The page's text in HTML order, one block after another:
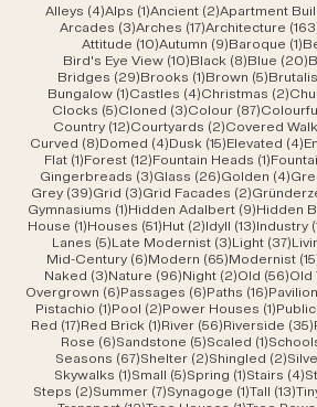
Alleys (4)4 Beiträge
Alps (1)1 Beitrag
Ancient (2)2 Beiträge
Apartment
Arcades (3)3 Beiträge
Arches (17)17 Beiträge
Architecture
Attitude (10)10 Beiträge
Autumn (9)9 Beiträge
Baroque (1)1
Bird's Eye View (10)10 Beiträge
Black (8)8 Beiträge
Blue (20)
Bridges (29)29 Beiträge
Brooks (1)1 Beitrag
Brown (5)5
Bungalow (1)1 Beitrag
Castles (4)4 Beiträge
Christmas (2)2
Clocks (5)5 Beiträge
Cloned (3)3 Beiträge
Colour (87)87
Country (12)12 Beiträge
Courtyards (2)2 Beiträge
Covered
Curved (8)8 Beiträge
Domed (4)4 Beiträge
Dusk (15)15 Beiträge
Elevated (4)4
Flat (1)1 Beitrag
Forest (12)12 Beiträge
Fountain Heads (1)1
Gingerbreads (3)3 Beiträge
Glass (26)26 Beiträge
Golden (4)4
Grey (39)39 Beiträge
Grid (3)3 Beiträge
Grid Facades (2)2
Gymnasiums (1)1 Beitrag
Hidden Adalbert (9)9
Hidden
House (1)1 Beitrag
Houses (51)51 Beiträge
Hut (2)2 Beiträge
Idyll (13)13
Industry
Lanes (5)5 Beiträge
Late Modernist (3)3 Beiträge
Light (37)37
Mid-Century (6)6 Beiträge
Modern (65)65 Beiträge
Modernist
Naked (3)3 Beiträge
Nature (96)96 Beiträge
Night (2)2 Beiträge
Old (56)56
Old
Overgrown (6)6 Beiträge
Passages (6)6 Beiträge
Paths (16)16
Pistachio (1)1 Beitrag
Pool (2)2 Beiträge
Power Houses (1)1Public
Red (17)17 Beiträge
Red Brick (1)1 Beitrag
River (56)56 Beiträge
Riverside (35)
Rose (6)6 Beiträge
Sandstone (5)5 Beiträge
Scaled (1)1
Seasons (67)67 Beiträge
Shelter (2)2 Beiträge
Shingled (2)2
Skywalks (1)1 Beitrag
Small (5)5 Beiträge
Spring (1)1 Beitrag
Stairs (4)4
Steps (2)2 Beiträge
Summer (7)7 Beiträge
Synagoge (1)1 Beitrag
Tall (13)13